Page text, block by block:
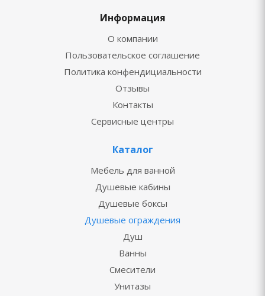
Информация
О компании
Пользовательское соглашение
Политика конфендициальности
Отзывы
Контакты
Сервисные центры
Каталог
Мебель для ванной
Душевые кабины
Душевые боксы
Душевые ограждения
Душ
Ванны
Смесители
Унитазы